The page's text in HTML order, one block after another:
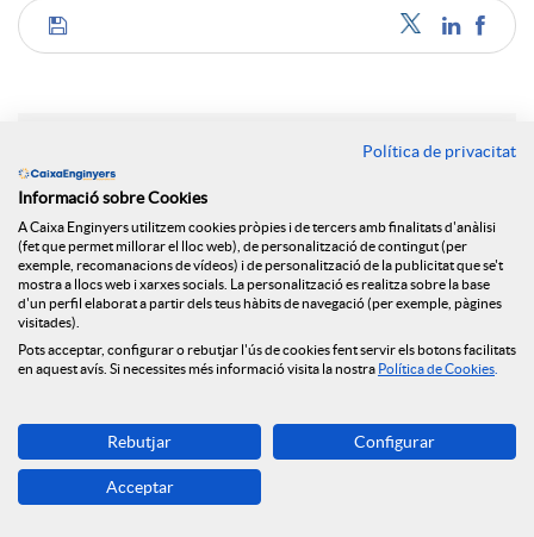
C
m
p
a
r
t
Notícies relacionades
El Grup Caixa Enginyers consolida el seu model
cooperatiu, sent la primera entitat en qualitat de
servei a Espanya i amb resultats històrics per
tercer any consecutiu
NEWS & YOU num.6
l'economia social amb la seva incorporació al Grup
Clade
NEWS & YOU num.5
Política de privacitat
Informació sobre Cookies
A Caixa Enginyers utilitzem cookies pròpies i de tercers amb finalitats d'anàlisi
(fet que permet millorar el lloc web), de personalització de contingut (per
exemple, recomanacions de vídeos) i de personalització de la publicitat que se't
mostra a llocs web i xarxes socials. La personalització es realitza sobre la base
d'un perfil elaborat a partir dels teus hàbits de navegació (per exemple, pàgines
visitades).
Pots acceptar, configurar o rebutjar l'ús de cookies fent servir els botons facilitats
en aquest avís. Si necessites més informació visita la nostra Política de Cookies
Rebutjar Configurar
Acceptar